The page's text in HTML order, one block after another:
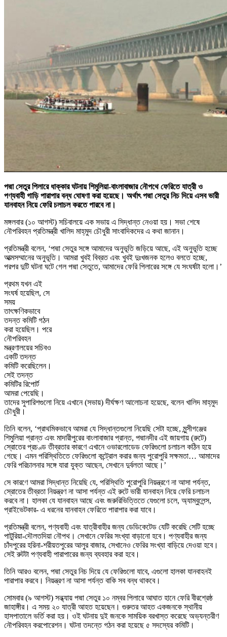
পদ্মা সেতুর পিলারে ধাক্কার ঘটনায় শিমুলিয়া-বাংলাবাজার নৌপথে ফেরিতে যাত্রী ও
পণ্যবাহী গাড়ি পারাপার বন্ধ ঘোষণা করা হয়েছে। অর্থাৎ পদ্মা সেতুর নিচ দিয়ে এসব ভারী
যানবাহন নিয়ে ফেরি চলাচল করতে পারবে না।
মঙ্গলবার (১০ আগস্ট) সচিবালয়ে এক সভায় এ সিদ্ধান্ত নেওয়া হয়। সভা শেষে
নৌপরিবহন প্রতিমন্ত্রী খালিদ মাহ্‌মুদ চৌধুরী সাংবাদিকদের এ কথা জানান।
প্রতিমন্ত্রী বলেন, ‘পদ্মা সেতুর সঙ্গে আমাদের অনুভূতি জড়িয়ে আছে, এই অনুভূতি হচ্ছে
আত্মসম্মানের অনুভূতি। আমরা খুবই বিব্রত এবং খুবই দুঃখজনক হলেও বলতে হচ্ছে,
পরপর দুটি ঘটনা ঘটে গেল পদ্মা সেতুতে, আমাদের ফেরি পিলারের সঙ্গে যে সংঘর্ষটা হলো।’
প্রথম যখন এই
সংঘর্ষ হয়েছিল, সে
সময়
তাৎক্ষণিকভাবে
তদন্ত কমিটি গঠন
করা হয়েছিল। পরে
নৌপরিবহন
মন্ত্রণালয়ের সচিবও
একটি তদন্ত
কমিটি করেছিলেন।
সেই তদন্ত
কমিটির রিপোর্ট
আমরা পেয়েছি।
তাদের সুপারিশগুলো নিয়ে এখানে (সভায়) দীর্ঘক্ষণ আলোচনা হয়েছে, বলেন খালিদ মাহ্‌মুদ
চৌধুরী।
তিনি বলেন, ‘প্রাথমিকভাবে আমরা যে সিদ্ধান্তগুলো নিয়েছি সেটা হচ্ছে, মুন্সীগঞ্জের
শিমুলিয়া প্রান্ত এবং মাদারীপুরের বাংলাবাজার প্রান্ত, পদ্মানদীর এই জায়গায় (রুটে)
স্রোতের প্রচণ্ড তীব্রতার কারণে এখানে ওভারলোডেড ফেরিগুলো চলাচল কঠিন হয়ে
গেছে। এমন পরিস্থিতিতে ফেরিগুলো কন্ট্রোল করার জন্য পুরোপুরি সক্ষমতা… আমাদের
ফেরি পরিচালনার সঙ্গে যারা যুক্ত আছেন, সেখানে দুর্বলতা আছে।’
সে কারণে আমরা সিদ্ধান্ত নিয়েছি যে, পরিস্থিতি পুরোপুরি নিয়ন্ত্রণে না আসা পর্যন্ত,
স্রোতের তীব্রতা নিয়ন্ত্রণ না আসা পর্যন্ত এই রুটে ভারী যানবাহন নিয়ে ফেরি চলাচল
করবে না। হালকা যে যানবাহন আছে এবং জরুরিভিত্তিতে যেগুলো চলে, অ্যাম্বুলেন্স,
প্রাইভেটকার- এ ধরনের যানবাহন ফেরিতে পারাপার করা যাবে।
প্রতিমন্ত্রী বলেন, পণ্যবাহী এবং যাত্রীবাহীর জন্য ডেডিকেটেড যেটি করেছি সেটি হচ্ছে
পাটুরিয়া-দৌলতদিয়া নৌপথ। সেখানে ফেরির সংখ্যা বাড়ানো হবে। পণ্যবাহীর জন্য
চাঁদপুরের হরিনা-শরীয়তপুরের আলুর বাজার, সেখানেও ফেরির সংখ্যা বাড়িয়ে দেওয়া হবে।
সেই রুটটা পণ্যবাহী পারাপারের জন্য ব্যবহার করা হবে।
তিনি আরও বলেন, পদ্মা সেতুর নিচ দিয়ে যে ফেরিগুলো যাবে, এগুলো হালকা যানবাহনই
পারাপার করবে। নিয়ন্ত্রণ না আসা পর্যন্ত বাকি সব বন্ধ থাকবে।
সোমবার (৯ আগস্ট) সন্ধ্যায় পদ্মা সেতুর ১০ নম্বর পিলারে আঘাত হানে ফেরি বীরশ্রেষ্ঠ
জাহাঙ্গীর। এ সময় ২০ যাত্রী আহত হয়েছেন। গুরুতর আহত একজনকে স্থানীয়
হাসপাতালে ভর্তি করা হয়। ওই ঘটনায় দুই জনকে সাময়িক বরখাস্ত করেছে অভ্যন্তরীণ
নৌপরিবহন করপোরেশন। ঘটনা তদন্তে গঠন করা হয়েছে ৫ সদস্যের কমিটি।